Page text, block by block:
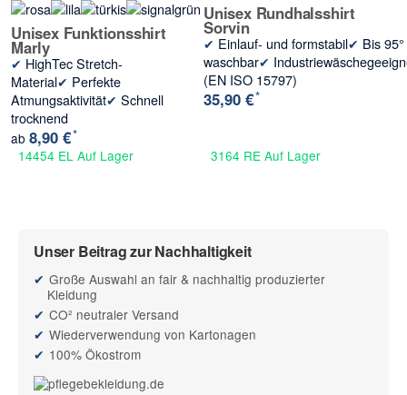
Unisex Funktionsshirt
Marly
✔ HighTec Stretch-
Material✔ Perfekte
Atmungsaktivität✔ Schnell
trocknend
ab 8,90 €*
14454 EL Auf Lager
Unisex Rundhalsshirt
Sorvin
✔ Einlauf- und formstabil✔ Bis
waschbar✔
(EN ISO 15797)
35,90 €*
3164 RE Auf Lager
Unser Beitrag zur Nachhaltigkeit
Große Auswahl an fair & nachhaltig produzierter
Kleidung
CO² neutraler Versand
Wiederverwendung von Kartonagen
100% Ökostrom